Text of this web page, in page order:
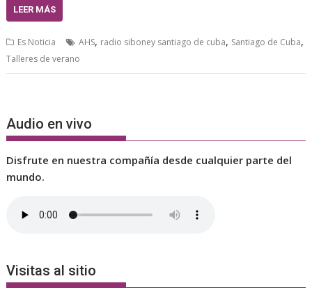
LEER MÁS
Es Noticia AHS, radio siboney santiago de cuba, Santiago de Cuba,
Talleres de verano
Audio en vivo
Disfrute en nuestra compañía desde cualquier parte del
mundo.
Visitas al sitio